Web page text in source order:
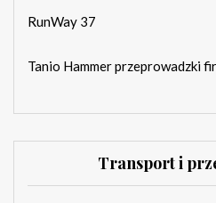
RunWay 37
Tanio Hammer przeprowadzki
Transport i